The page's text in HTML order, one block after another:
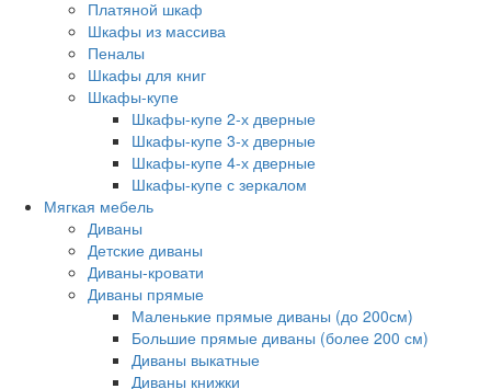
Платяной шкаф
Шкафы из массива
Пеналы
Шкафы для книг
Шкафы-купе
Шкафы-купе 2-х дверные
Шкафы-купе 3-х дверные
Шкафы-купе 4-х дверные
Шкафы-купе с зеркалом
Мягкая мебель
Диваны
Детские диваны
Диваны-кровати
Диваны прямые
Маленькие прямые диваны (до 200см)
Большие прямые диваны (более 200 см)
Диваны выкатные
Диваны книжки